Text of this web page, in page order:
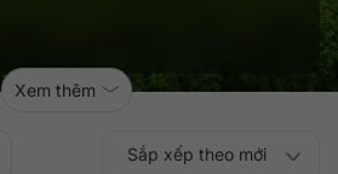
Xem thêm
Sắp xếp theo
Sắp xếp theo mới